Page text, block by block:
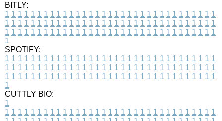
BITLY:
1 1 1 1 1 1 1 1 1 1 1 1 1 1 1 1 1 1 1 1 1 1 1 1 1 1 1 1 1 1 1 1 1
1 1 1 1 1 1 1 1 1 1 1 1 1 1 1 1 1 1 1 1 1 1 1 1 1 1 1 1 1 1 1 1 1
1 1 1 1 1 1 1 1 1 1 1 1 1 1 1 1 1 1 1 1 1 1 1 1 1 1 1 1 1 1 1 1 1
1
SPOTIFY:
1 1 1 1 1 1 1 1 1 1 1 1 1 1 1 1 1 1 1 1 1 1 1 1 1 1 1 1 1 1 1 1 1
1 1 1 1 1 1 1 1 1 1 1 1 1 1 1 1 1 1 1 1 1 1 1 1 1 1 1 1 1 1 1 1 1
1 1 1 1 1 1 1 1 1 1 1 1 1 1 1 1 1 1 1 1 1 1 1 1 1 1 1 1 1 1 1 1 1
1
CUTTLY BIO:
1
1 1 1 1 1 1 1 1 1 1 1 1 1 1 1 1 1 1 1 1 1 1 1 1 1 1 1 1 1 1 1 1 1